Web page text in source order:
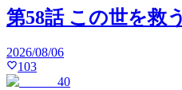
第58話 この世を救
2026/08/06
103
40